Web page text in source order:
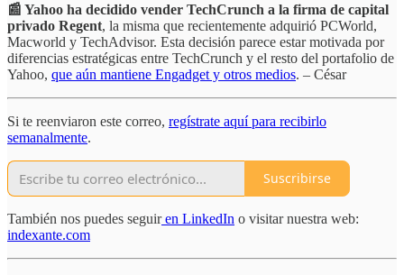
📰 Yahoo ha decidido vender TechCrunch a la firma de capital
privado Regent, la misma que recientemente adquirió PCWorld,
Macworld y TechAdvisor. Esta decisión parece estar motivada por
diferencias estratégicas entre TechCrunch y el resto del portafolio de
Yahoo, que aún mantiene Engadget y otros medios. – César
Si te reenviaron este correo, regístrate aquí para recibirlo
semanalmente.
Suscribirse
También nos puedes seguiren LinkedIn o visitar nuestra web:
indexante.com